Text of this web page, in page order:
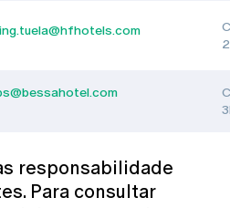
responsabilidade
Para consultar